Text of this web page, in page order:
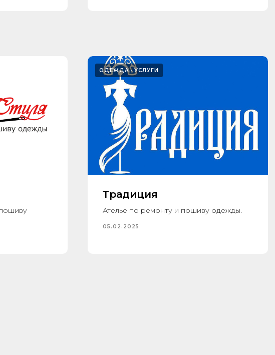
ОДЕЖДА УСЛУГИ
Традиция
Ателье по ремонту и пошиву одежды.
05.02.2025